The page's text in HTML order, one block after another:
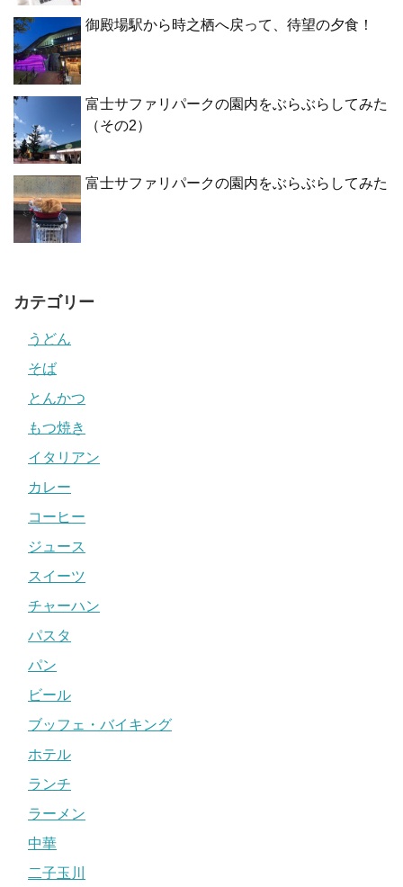
御殿場駅から時之栖へ戻って、待望の夕食！
富士サファリパークの園内をぶらぶらしてみた
（その2）
富士サファリパークの園内をぶらぶらしてみた
カテゴリー
うどん
そば
とんかつ
もつ焼き
イタリアン
カレー
コーヒー
ジュース
スイーツ
チャーハン
パスタ
パン
ビール
ブッフェ・バイキング
ホテル
ランチ
ラーメン
中華
二子玉川